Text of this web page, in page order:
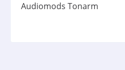
Audiomods Tonarm